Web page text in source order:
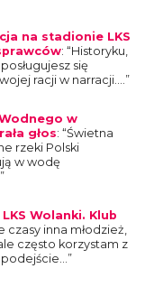
na stadionie LKS
: “Historyku,
się
racji w narracji.… ”
w
głos: “Świetna
rzeki Polski
w wodę
”
Wolanki. Klub
czasy inna młodzież,
często korzystam z
”